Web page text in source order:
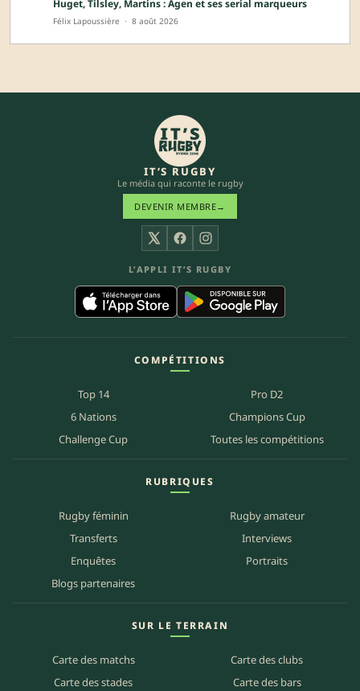
Huget, Tilsley, Martins : Agen et ses serial marqueurs
Félix Lapoussière · 8 août 2026
IT’S RUGBY
Le média qui raconte le rugby
DEVENIR MEMBRE→
X FacebookInstagram
L’APPLI IT’S RUGBY
COMPÉTITIONS
Top 14
Pro D2
6 Nations
Champions Cup
Challenge Cup
Toutes les compétitions
RUBRIQUES
Rugby féminin
Rugby amateur
Transferts
Interviews
Enquêtes
Portraits
Blogs partenaires
SUR LE TERRAIN
Carte des matchs
Carte des clubs
Carte des stades
Carte des bars